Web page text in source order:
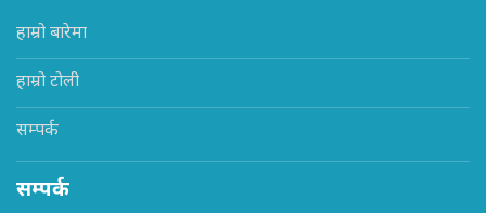
हाम्रो बारेमा
हाम्रो टोली
सम्पर्क
सम्पर्क